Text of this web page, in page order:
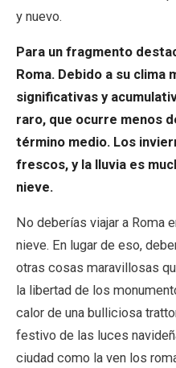
y nuevo.
Para un fragmento
Roma. Debido a su
significativas y
raro, que ocurre menos
término medio. Los
frescos, y la lluvia es
nieve.
No deberías viajar a Roma
nieve. En lugar de eso,
otras cosas maravillosas
la libertad de los
calor de una bulliciosa
festivo de las luces
ciudad como la ven los